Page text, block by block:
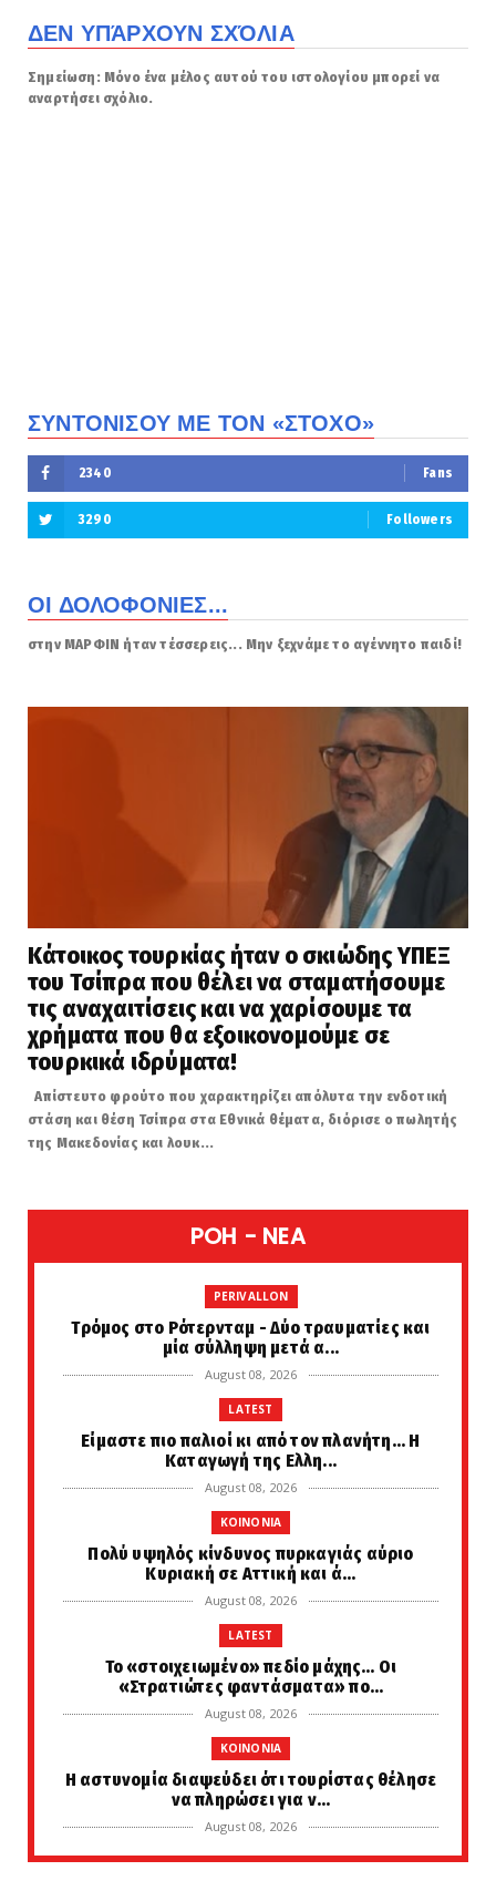
ΔΕΝ ΥΠΆΡΧΟΥΝ ΣΧΌΛΙΑ
Σημείωση: Μόνο ένα μέλος αυτού του ιστολογίου μπορεί να
αναρτήσει σχόλιο.
ΣΥΝΤΟΝΙΣΟΥ ΜΕ ΤΟΝ «ΣΤΟΧΟ»
2340 Fans
3290 Followers
ΟΙ ΔΟΛΟΦΟΝΙΕΣ...
στην ΜΑΡΦΙΝ ήταν τέσσερεις... Μην ξεχνάμε το αγέννητο παιδί!
Κάτοικος τουρκίας ήταν ο σκιώδης ΥΠΕΞ
του Τσίπρα που θέλει να σταματήσουμε
τις αναχαιτίσεις και να χαρίσουμε τα
χρήματα που θα εξοικονομούμε σε
τουρκικά ιδρύματα!
Απίστευτο φρούτο που χαρακτηρίζει απόλυτα την ενδοτική
στάση και θέση Τσίπρα στα Εθνικά θέματα, διόρισε ο πωλητής
της Μακεδονίας και λουκ...
POH - NEA
PERIVALLON
Tρόμος στο Ρότερνταμ - Δύο τραυματίες και
μία σύλληψη μετά α...
August 08, 2026
LATEST
Είμαστε πιο παλιοί κι από τον πλανήτη... Η
Καταγωγή της Ελλη...
August 08, 2026
KOINONIA
Πολύ υψηλός κίνδυνος πυρκαγιάς αύριο
Κυριακή σε Αττική και ά...
August 08, 2026
LATEST
Το «στοιχειωμένο» πεδίο μάχης… Οι
«Στρατιώτες φαντάσματα» πο...
August 08, 2026
KOINONIA
Η αστυνομία διαψεύδει ότι τουρίστας θέλησε
να πληρώσει για ν...
August 08, 2026
LATEST